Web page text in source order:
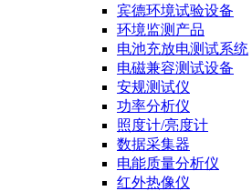
宾德环境试验设备
环境监测产品
电池充放电测试系统
电磁兼容测试设备
安规测试仪
功率分析仪
照度计/亮度计
数据采集器
电能质量分析仪
红外热像仪